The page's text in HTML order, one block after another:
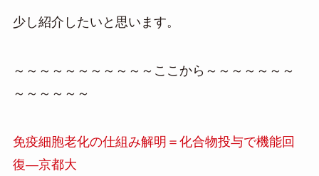
少し紹介したいと思います。
～～～～～～～～～～～ここから～～～～～～～
～～～～～～
免疫細胞老化の仕組み解明＝化合物投与で機能回
復―京都大